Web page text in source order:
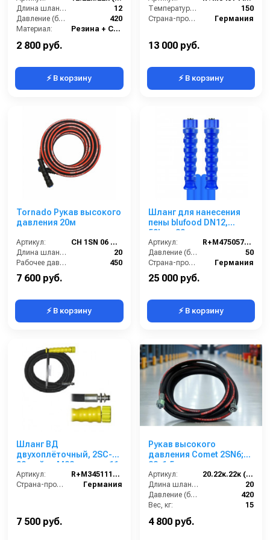
защита
Длина шланга ВД (м):
12
Давление (бар):
420
Материал:
Резина + Сталь
2 800 руб.
⚡ В корзину
2SС-08, 150°C, арматура
нерж.сталь
Температура (°C):
150
Страна-производитель:
Германия
13 000 руб.
⚡ В корзину
Tornado Рукав высокого
давления 20м
Артикул:
CH 1SN 06 M22-20
Длина шланга ВД (м):
20
Рабочее давление (бар):
450
7 600 руб.
⚡ В корзину
Шланг для нанесения
пены blufood DN12,
50bar, 30m,
1/2внут-1/2внут,
арматура нерж.сталь
Артикул:
R+M4750576309
Давление (бар):
50
Страна-производитель:
Германия
25 000 руб.
⚡ В корзину
Шланг ВД
двухоплёточный, 2SC-
08, гайка М22-штуцер11,
15m, 400bar для
KARCHER
Артикул:
R+M345111415
Страна-производитель:
Германия
7 500 руб.
Рукав высокого
давления Comet 2SN6;
22х1,5 г под ключ -
22х1,5г под ключ; 20м
Артикул:
20.22к.22к (2SN6)Comet
Длина шланга ВД (м):
20
Давление (бар):
420
Вес, кг:
15
4 800 руб.